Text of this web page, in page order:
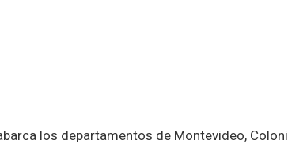
los departamentos de Montevideo,